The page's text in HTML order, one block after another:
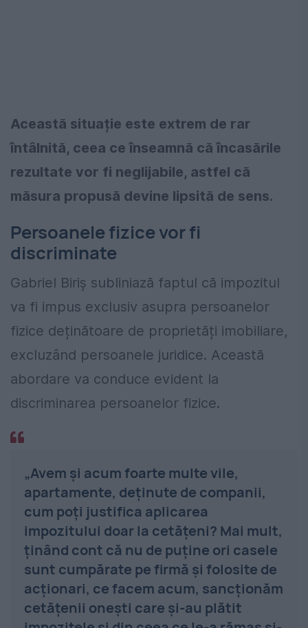
Această situație este extrem de rar
întâlnită, ceea ce înseamnă că încasările
rezultate vor fi neglijabile, astfel că
măsura propusă devine lipsită de sens.
Persoanele fizice vor fi
discriminate
Gabriel Biriș subliniază faptul că impozitul
va fi impus exclusiv asupra persoanelor
fizice deținătoare de proprietăți imobiliare,
excluzând persoanele juridice. Această
abordare va conduce evident la
discriminarea persoanelor fizice.
„Avem și acum foarte multe vile,
apartamente, deținute de companii,
cum poți justifica aplicarea
impozitului doar la cetățeni? Mai mult,
ținând cont că nu de puține ori casele
sunt cumpărate pe firmă și folosite de
acționari, ce facem acum, sancționăm
cetățenii onești care și-au plătit